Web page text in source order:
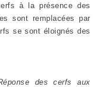
à la présence des
sont remplacées par
se sont éloignés des
des cerfs aux